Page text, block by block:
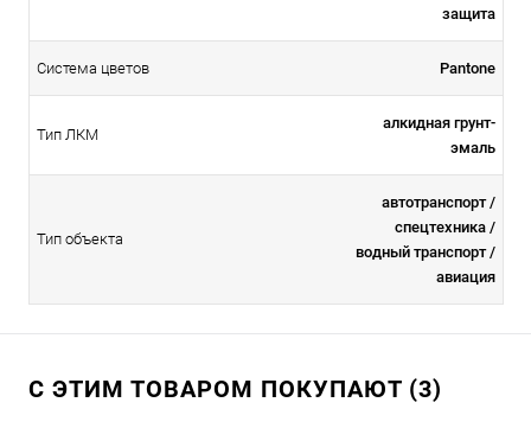
защита
Система цветов Pantone
Тип ЛКМ
алкидная грунт-
эмаль
Тип объекта
автотранспорт /
спецтехника /
водный транспорт /
авиация
С ЭТИМ ТОВАРОМ ПОКУПАЮТ (3)